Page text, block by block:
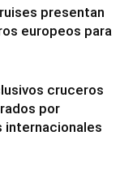
presentan
europeos para
cruceros
por
internacionales